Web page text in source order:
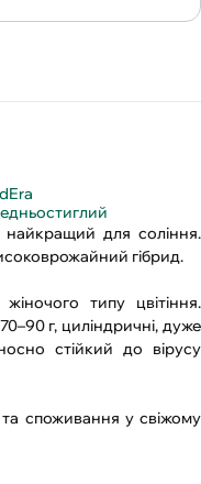
найкращий для соління.
гібрид.
типу цвітіння.
г, циліндричні, дуже
стійкий до вірусу
споживання у свіжому